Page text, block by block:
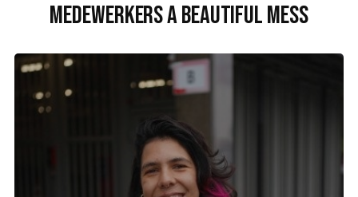
Medewerkers A Beautiful Mess